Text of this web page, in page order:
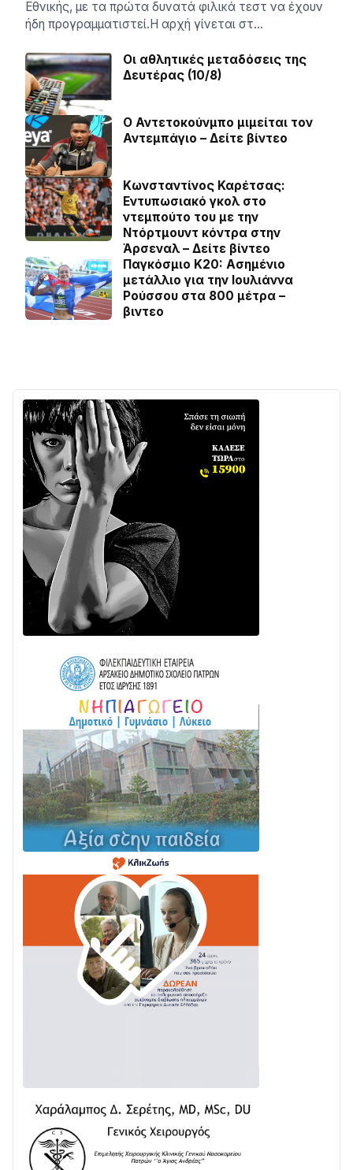
Εθνικής, με τα πρώτα δυνατά φιλικά τεστ να έχουν
ήδη προγραμματιστεί.Η αρχή γίνεται στ…
Οι αθλητικές μεταδόσεις της
Δευτέρας (10/8)
Ο Αντετοκούνμπο μιμείται τον
Αντεμπάγιο – Δείτε βίντεο
Κωνσταντίνος Καρέτσας:
Εντυπωσιακό γκολ στο
ντεμπούτο του με την
Ντόρτμουντ κόντρα στην
Άρσεναλ – Δείτε βίντεο
Παγκόσμιο Κ20: Ασημένιο
μετάλλιο για την Ιουλιάννα
Ρούσσου στα 800 μέτρα –
βιντεο